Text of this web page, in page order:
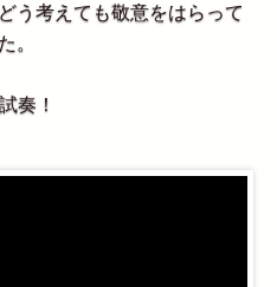
う考えても敬意をはらって
。
奏！